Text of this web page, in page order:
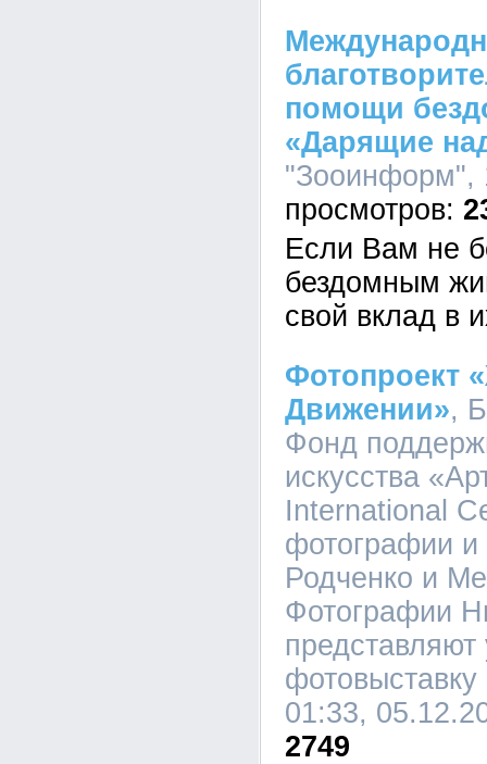
помощи
«Дарящие
"Зооинформ",
Если Вам не
бездомным
свой вклад в
Фотопроект
Движении»,
Фонд
искусства
International
фотографии
Родченко и
Фотографии
01:33,
2749